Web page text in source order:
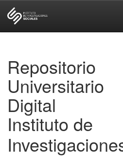
Repositorio
Universitario
Digital
Instituto de